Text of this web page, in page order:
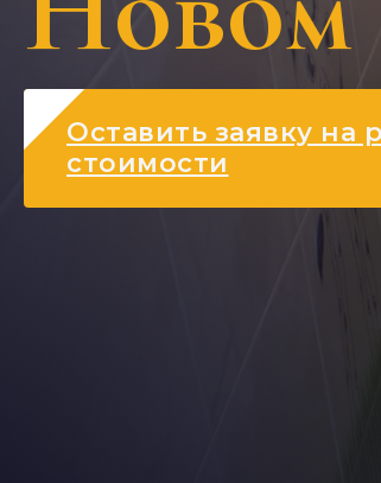
Оставить заявку на
стоимости